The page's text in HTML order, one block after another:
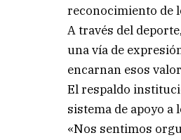
reconocimiento de
A través del
una vía de
encarnan esos
El respaldo
sistema de apoyo a
«Nos sentimos